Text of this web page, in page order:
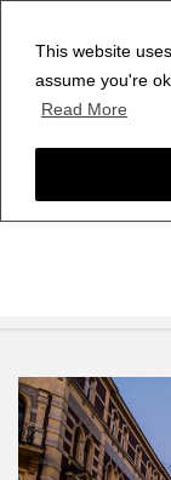
This website
assume you're
Read More